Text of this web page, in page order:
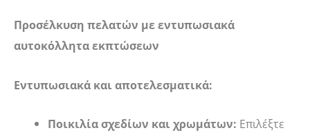
Προσέλκυση πελατών με εντυπωσιακά
αυτοκόλλητα εκπτώσεων
Εντυπωσιακά και αποτελεσματικά:
Ποικιλία σχεδίων και χρωμάτων: Επιλέξτε